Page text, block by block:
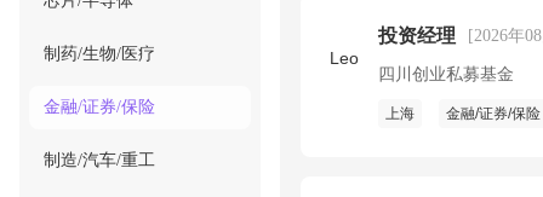
制药/生物/医疗
金融/证券/保险
制造/汽车/重工
Leo
投资经理 [2026年
四川创业私募基金
上海 金融/证券/保险